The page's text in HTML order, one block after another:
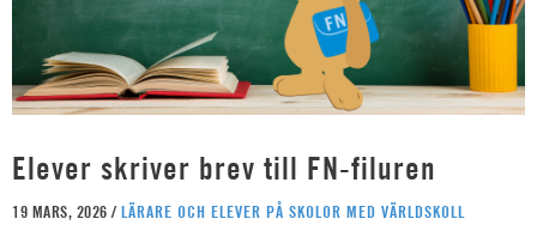
Elever skriver brev till FN-filuren
19 MARS, 2026 / LÄRARE OCH ELEVER PÅ SKOLOR MED VÄRLDSKOLL